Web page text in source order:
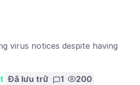
virus notices despite having
Đã lưu trữ 1 200